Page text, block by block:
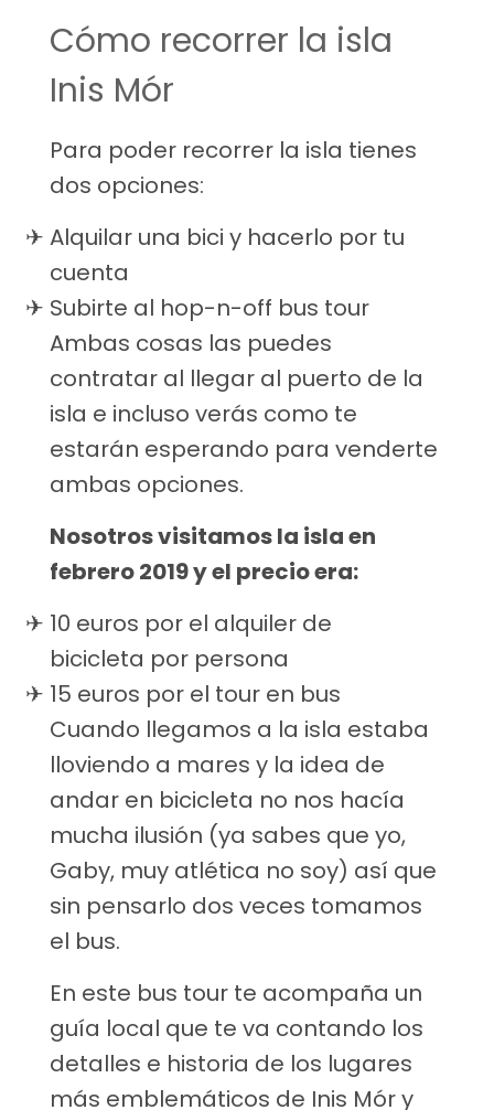
Cómo recorrer la isla
Inis Mór
Para poder recorrer la isla tienes
dos opciones:
Alquilar una bici y hacerlo por tu
cuenta
Subirte al hop-n-off bus tour
Ambas cosas las puedes
contratar al llegar al puerto de la
isla e incluso verás como te
estarán esperando para venderte
ambas opciones.
Nosotros visitamos la isla en
febrero 2019 y el precio era:
10 euros por el alquiler de
bicicleta por persona
15 euros por el tour en bus
Cuando llegamos a la isla estaba
lloviendo a mares y la idea de
andar en bicicleta no nos hacía
mucha ilusión (ya sabes que yo,
Gaby, muy atlética no soy) así que
sin pensarlo dos veces tomamos
el bus.
En este bus tour te acompaña un
guía local que te va contando los
detalles e historia de los lugares
más emblemáticos de Inis Mór y